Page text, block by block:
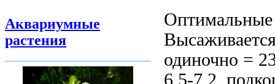
Аквариумные
растения
одиночно =
6,5-7,2,